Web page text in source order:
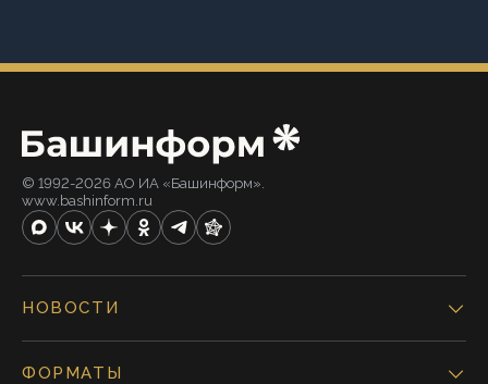
© 1992-2026 АО ИА «Башинформ».
www.bashinform.ru
НОВОСТИ
ФОРМАТЫ